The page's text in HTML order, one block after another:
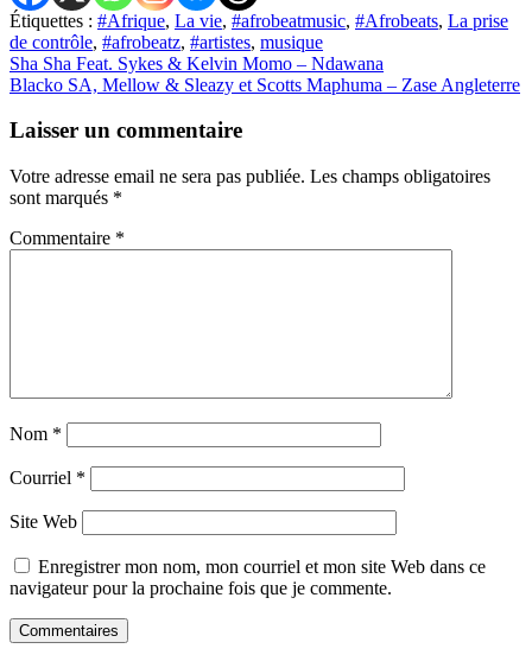
Étiquettes : #Afrique, La vie, #afrobeatmusic, #Afrobeats, La prise
de contrôle, #afrobeatz, #artistes, musique
Navigation
des
postes
Sha Sha Feat. Sykes & Kelvin Momo – Ndawana
Blacko SA, Mellow & Sleazy et Scotts Maphuma – Zase Angleterre
Laisser un commentaire
Votre adresse email ne sera pas publiée. Les champs obligatoires
sont marqués *
Commentaire *
Nom *
Courriel *
Site Web
Enregistrer mon nom, mon courriel et mon site Web dans ce
navigateur pour la prochaine fois que je commente.